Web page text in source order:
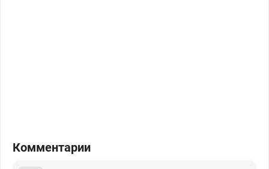
Комментарии